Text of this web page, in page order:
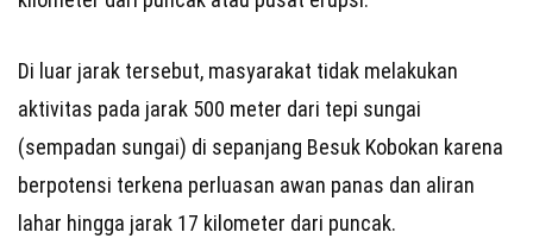
Di luar jarak tersebut, masyarakat tidak melakukan
aktivitas pada jarak 500 meter dari tepi sungai
(sempadan sungai) di sepanjang Besuk Kobokan karena
berpotensi terkena perluasan awan panas dan aliran
lahar hingga jarak 17 kilometer dari puncak.